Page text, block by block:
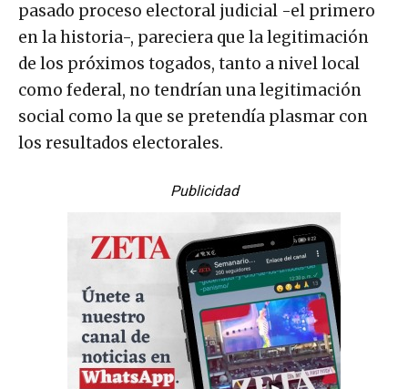
pasado proceso electoral judicial -el primero
en la historia-, pareciera que la legitimación
de los próximos togados, tanto a nivel local
como federal, no tendrían una legitimación
social como la que se pretendía plasmar con
los resultados electorales.
Publicidad